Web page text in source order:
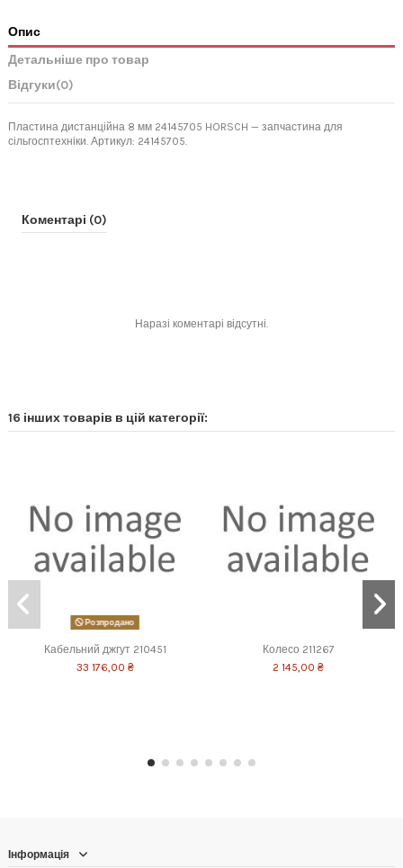
Опис
Детальніше про товар
Відгуки(0)
Пластина дистанційна 8 мм 24145705 HORSCH — запчастина для
сільгосптехніки. Артикул: 24145705.
Коментарі (0)
Наразі коментарі відсутні.
16 інших товарів в цій категорії:
Розпродано
Кабельний джгут 210451
33 176,00 ₴
Колесо 211267
2 145,00 ₴
Інформація